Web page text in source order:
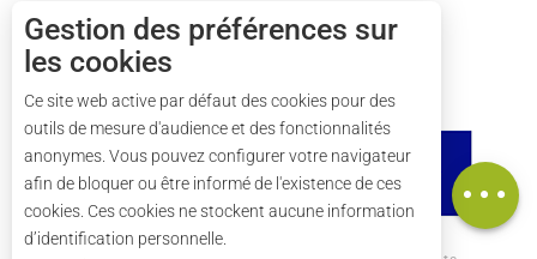
Horaires
Carte
soutiennent également l'action du Parc.
Gestion des préférences sur
les cookies
Ce site web active par défaut des cookies pour des
outils de mesure d'audience et des fonctionnalités
anonymes. Vous pouvez configurer votre navigateur
afin de bloquer ou être informé de l'existence de ces
cookies. Ces cookies ne stockent aucune information
d’identification personnelle.